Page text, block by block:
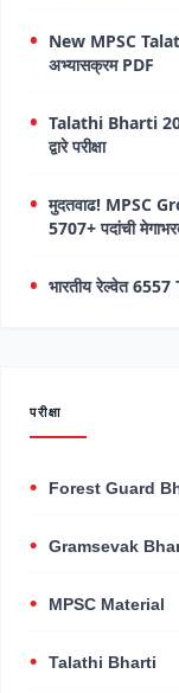
New MPSC
अभ्यासक्रम PDF
Talathi Bharti
द्वारे परीक्षा
मुदतवाढ! MPSC
5707+ पदांची
भारतीय रेल्वेत
परीक्षा
Forest Guard
Gramsevak
MPSC Material
Talathi Bharti